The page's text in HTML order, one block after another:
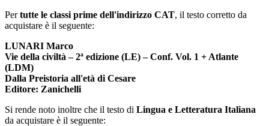
Pertutte le classi prime dell'indirizzo CAT, il testo corretto da
acquistare è il seguente:
LUNARI Marco
Vie della civiltà – 2ª edizione (LE) – Conf. Vol. 1 + Atlante
(LDM)
Dalla Preistoria all'età di Cesare
Editore: Zanichelli
Si rende noto inoltre che il testo di Lingua e Letteratura Italiana
da acquistare è il seguente: